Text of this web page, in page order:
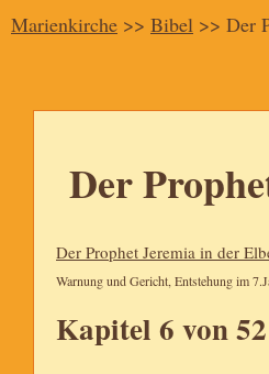
Der
Der Prophet Jeremia in der
Warnung und Gericht, Entstehung im
Kapitel 6 von 52
Marienkirche >> Bibel >> Der